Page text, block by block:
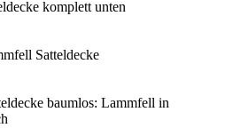
baumlos: Lammfell in